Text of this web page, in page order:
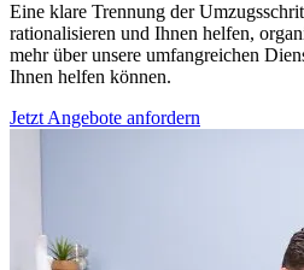
Eine klare Trennung der
rationalisieren und Ihnen helfen,
mehr über unsere umfangreichen
Ihnen helfen können.
Jetzt Angebote anfordern